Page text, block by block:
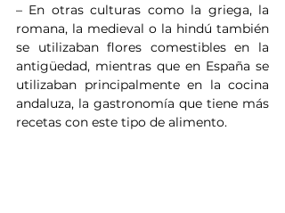
– En otras culturas como la griega, la
romana, la medieval o la hindú también
se utilizaban flores comestibles en la
antigüedad, mientras que en España se
utilizaban principalmente en la cocina
andaluza, la gastronomía que tiene más
recetas con este tipo de alimento.